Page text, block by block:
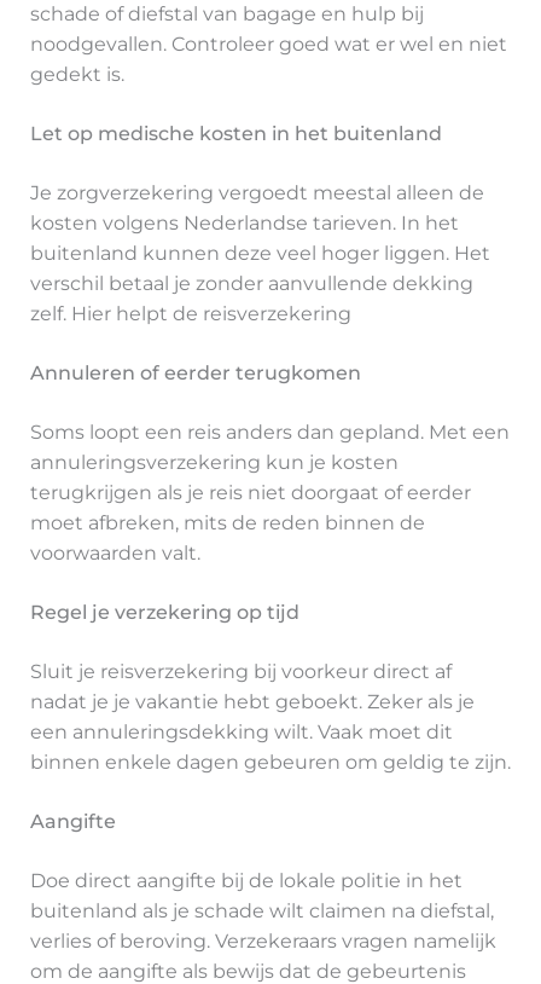
schade of diefstal van bagage en hulp bij
noodgevallen. Controleer goed wat er wel en niet
gedekt is.
Let op medische kosten in het buitenland
Je zorgverzekering vergoedt meestal alleen de
kosten volgens Nederlandse tarieven. In het
buitenland kunnen deze veel hoger liggen. Het
verschil betaal je zonder aanvullende dekking
zelf. Hier helpt de reisverzekering
Annuleren of eerder terugkomen
Soms loopt een reis anders dan gepland. Met een
annuleringsverzekering kun je kosten
terugkrijgen als je reis niet doorgaat of eerder
moet afbreken, mits de reden binnen de
voorwaarden valt.
Regel je verzekering op tijd
Sluit je reisverzekering bij voorkeur direct af
nadat je je vakantie hebt geboekt. Zeker als je
een annuleringsdekking wilt. Vaak moet dit
binnen enkele dagen gebeuren om geldig te zijn.
Aangifte
Doe direct aangifte bij de lokale politie in het
buitenland als je schade wilt claimen na diefstal,
verlies of beroving. Verzekeraars vragen namelijk
om de aangifte als bewijs dat de gebeurtenis